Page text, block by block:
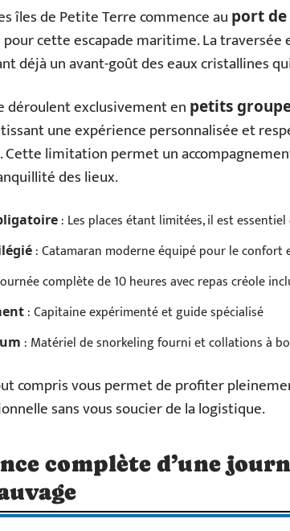
îles de Petite Terre commence au port de
cette escapade maritime. La traversée
déjà un avant-goût des eaux cristallines
déroulent exclusivement en petits
une expérience personnalisée et
Cette limitation permet un
des lieux.
: Les places étant limitées, il est essentiel
: Catamaran moderne équipé pour le confort
complète de 10 heures avec repas créole
: Capitaine expérimenté et guide spécialisé
: Matériel de snorkeling fourni et collations à
compris vous permet de profiter
sans vous soucier de la logistique.
complète d’une